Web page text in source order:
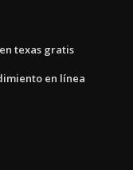
texas gratis
en línea